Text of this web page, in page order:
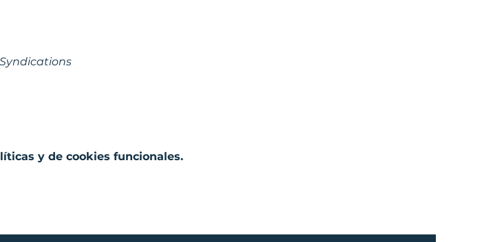
y de cookies funcionales.